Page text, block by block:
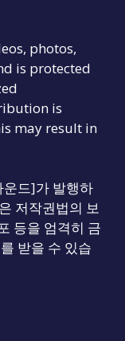
photos,
is protected
is
may result in
드]가 발행하
저작권법의 보
등을 엄격히 금
받을 수 있습